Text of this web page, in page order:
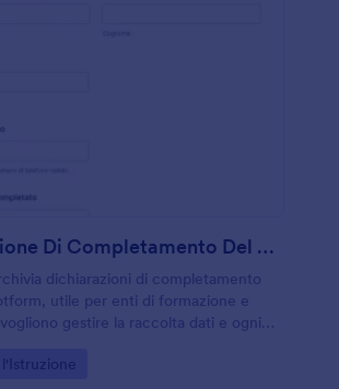
Dichiarazione Di Completamento Del Corso Form
dichiarazioni di completamento
utile per enti di formazione e
gestire la raccolta dati e ogni